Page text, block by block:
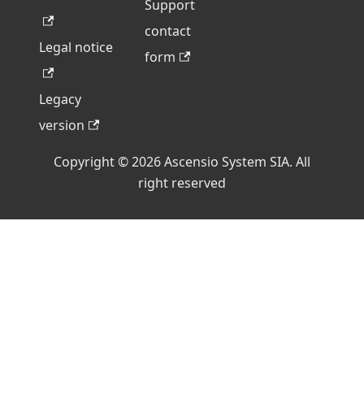
Legal notice
Legacy
version
Support
contact
form
Copyright © 2026 Ascensio System SIA. All
right reserved